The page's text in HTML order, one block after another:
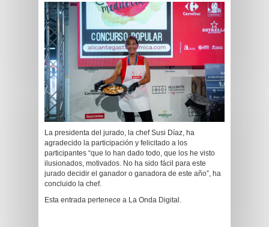
La presidenta del jurado, la chef Susi Díaz, ha
agradecido la participación y felicitado a los
participantes “que lo han dado todo, que los he visto
ilusionados, motivados. No ha sido fácil para este
jurado decidir el ganador o ganadora de este año”, ha
concluido la chef.
Esta entrada pertenece a La Onda Digital.